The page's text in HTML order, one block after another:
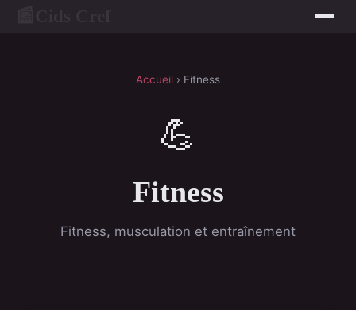
Accueil › Fitness
💪
Fitness
Fitness, musculation et entraînement